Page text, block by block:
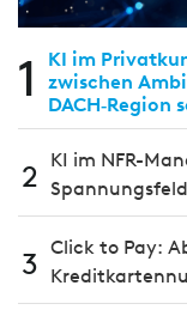
1
KI im
zwischen
DACH‑Region
2
KI im NFR-
3 Click to Pay: